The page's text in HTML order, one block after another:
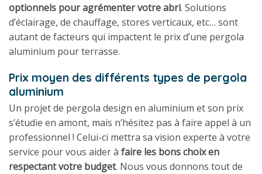
optionnels pour agrémenter votre abri. Solutions
d’éclairage, de chauffage, stores verticaux, etc… sont
autant de facteurs qui impactent le prix d’une pergola
aluminium pour terrasse.
Prix moyen des différents types de pergola
aluminium
Un projet de pergola design en aluminium et son prix
s’étudie en amont, mais n’hésitez pas à faire appel à un
professionnel ! Celui-ci mettra sa vision experte à votre
service pour vous aider à faire les bons choix en
respectant votre budget. Nous vous donnons tout de